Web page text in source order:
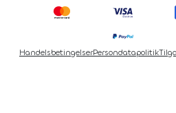
HandelsbetingelserPersondatapolitik